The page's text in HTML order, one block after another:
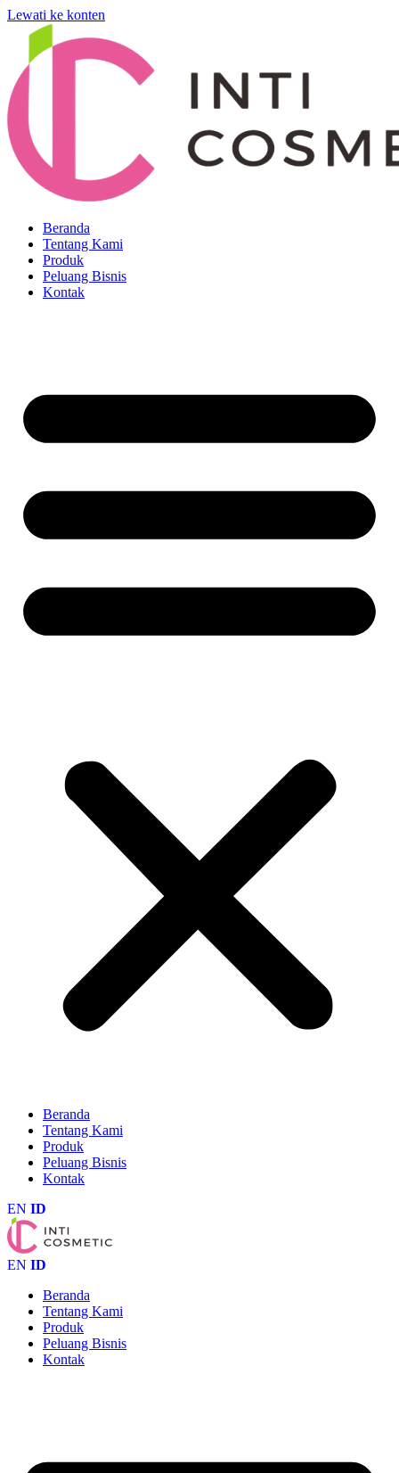
Lewati ke konten
Beranda
Tentang Kami
Produk
Peluang Bisnis
Kontak
Beranda
Tentang Kami
Produk
Peluang Bisnis
Kontak
EN ID
EN ID
Beranda
Tentang Kami
Produk
Peluang Bisnis
Kontak